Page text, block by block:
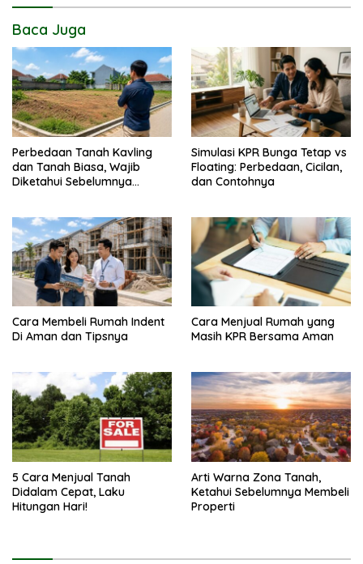
Baca Juga
Perbedaan Tanah Kavling
dan Tanah Biasa, Wajib
Diketahui Sebelumnya
Simulasi KPR Bunga Tetap vs
Floating: Perbedaan, Cicilan,
dan Contohnya
Cara Membeli Rumah Indent
Di Aman dan Tipsnya
Cara Menjual Rumah yang
Masih KPR Bersama Aman
5 Cara Menjual Tanah
Didalam Cepat, Laku
Hitungan Hari!
Arti Warna Zona Tanah,
Ketahui Sebelumnya Membeli
Properti